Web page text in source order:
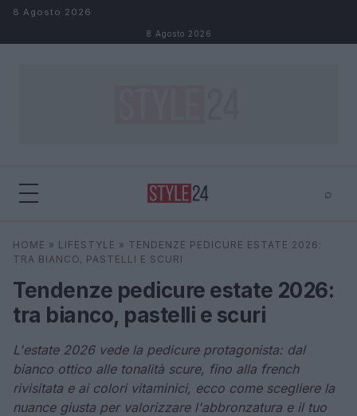
Salta al contenuto
8 Agosto 2026
8 Agosto 2026
⌕
Cerca ⌕
HOME » LIFESTYLE » TENDENZE PEDICURE ESTATE 2026:
TRA BIANCO, PASTELLI E SCURI
Tendenze pedicure estate 2026:
tra bianco, pastelli e scuri
L'estate 2026 vede la pedicure protagonista: dal
bianco ottico alle tonalità scure, fino alla french
rivisitata e ai colori vitaminici, ecco come scegliere la
nuance giusta per valorizzare l'abbronzatura e il tuo